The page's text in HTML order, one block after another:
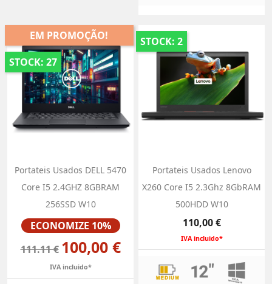
EM PROMOÇÃO!
STOCK: 27
Portateis Usados DELL 5470
Core I5 2.4GHZ 8GBRAM
256SSD W10
Preço
ECONOMIZE 10%
111.11 € 100,00 €
IVA incluido*
STOCK: 2
Portateis Usados Lenovo
X260 Core I5 2.3Ghz 8GbRAM
500HDD W10
Preço
110,00 €
IVA incluido*